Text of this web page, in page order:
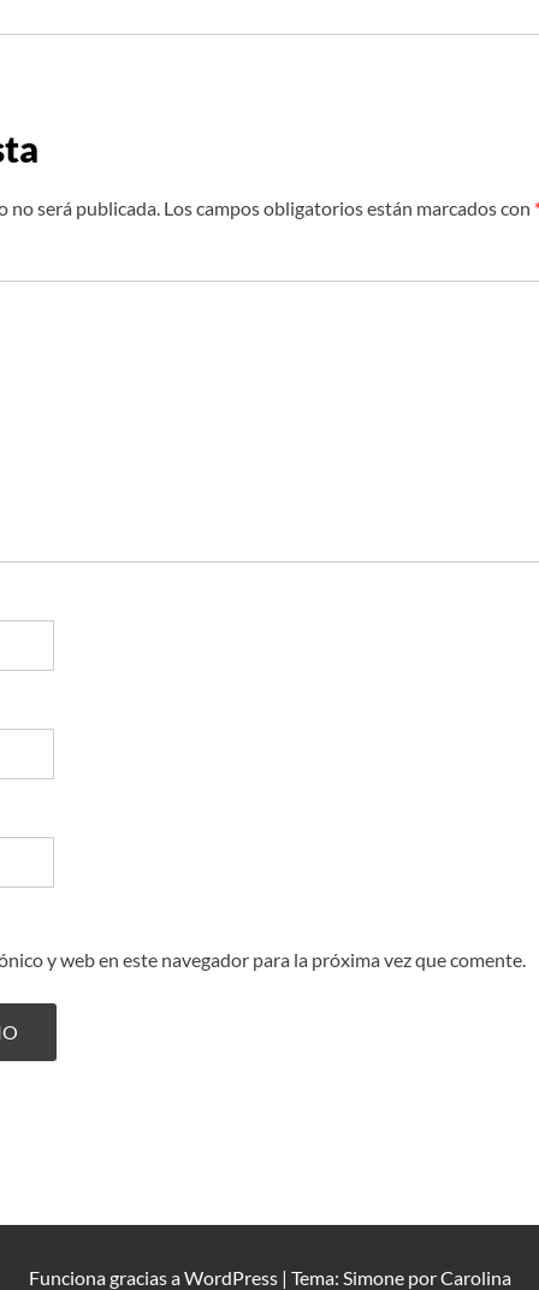
no será publicada. Los campos obligatorios están marcados con
y web en este navegador para la próxima vez que comente.
Funciona gracias aWordPress | Tema: Simone porCarolina